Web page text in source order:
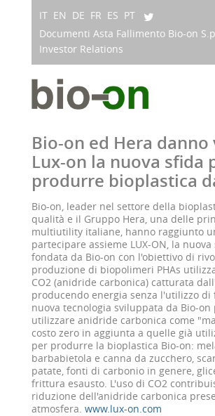
IT EN DE FR ES PT
Documenti Asta Fallimento Bio-on
Investor Relations
Bio-on ed Hera danno
Lux-on la nuova sfida
produrre bioplastica
Bio-on, leader nel settore della
qualità e il Gruppo Hera, una delle
multiutility italiane, hanno raggiunto
partecipare assieme LUX-ON, la nuova
fondata da Bio-on con l'obiettivo di
produzione di biopolimeri PHAs
CO2 (anidride carbonica) catturata
producendo energia senza l'utilizzo di
nuova tecnologia sviluppata da Bio-on
utilizzare anidride carbonica come
costo zero in aggiunta a quelle già
per produrre la bioplastica Bio-on:
barbabietola e canna da zucchero,
patate, fonti di carbonio in genere,
frittura esausto. L'uso di CO2
riduzione dell'anidride carbonica
atmosfera. www.lux-on.com